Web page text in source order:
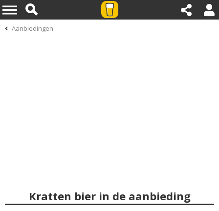
Aanbiedingen
Kratten bier in de aanbieding